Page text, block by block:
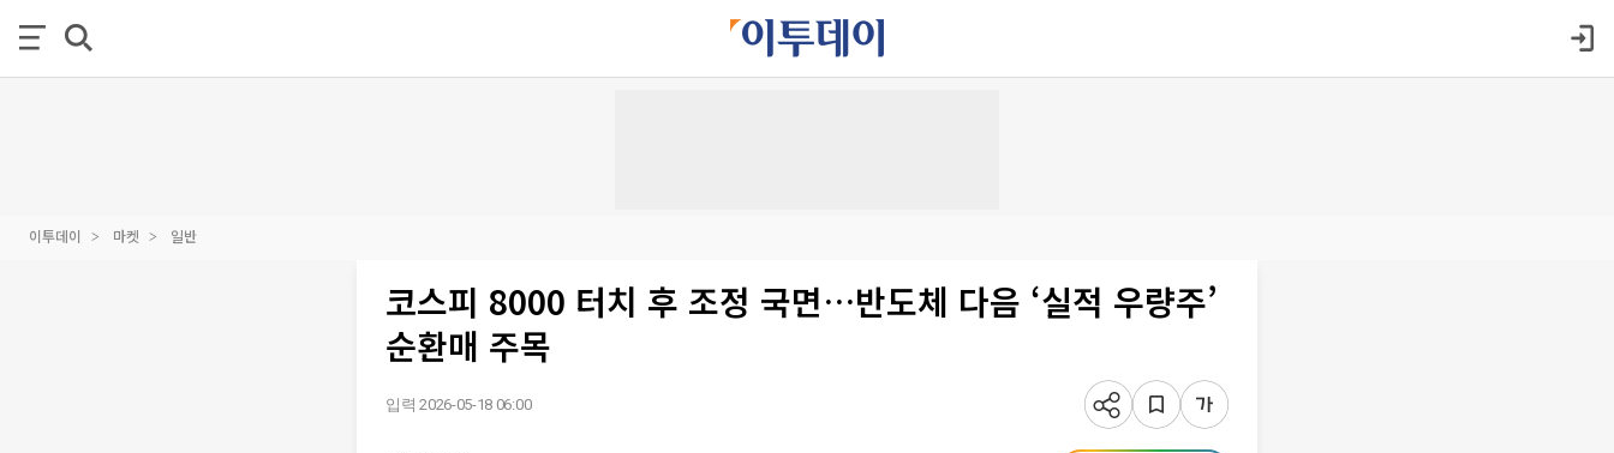
이투데이 마켓 일반
코스피 8000 터치 후 조정 국면…반도체 다음 ‘실적 우량주’
순환매 주목
입력 2026-05-18 06:00